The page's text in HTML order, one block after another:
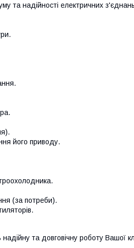
та надійності електричних
його приводу.
(за потреби).
та довговічну роботу Вашої